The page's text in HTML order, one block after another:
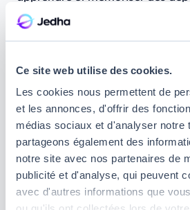
Ce site web utilise des cookies.
Les cookies nous permettent de
et les annonces, d'offrir des
médias sociaux et d'analyser notre
partageons également des
notre site avec nos partenaires de
publicité et d'analyse, qui peuvent
avec d'autres informations que
longue durée. Les LSTM
informations mémorisées sur le
particulièrement utiles pour
sont également utilisés pour
musique et reconnaître des voix.
Réseaux adversariaux
Les GAN créent de nouvelles
qui s'apparentent aux données